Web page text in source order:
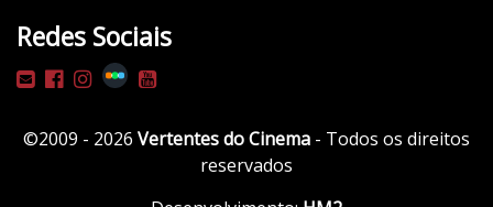
o
m
/
p
Redes Sociais
©2009 - 2026 Vertentes do Cinema - Todos os direitos
reservados